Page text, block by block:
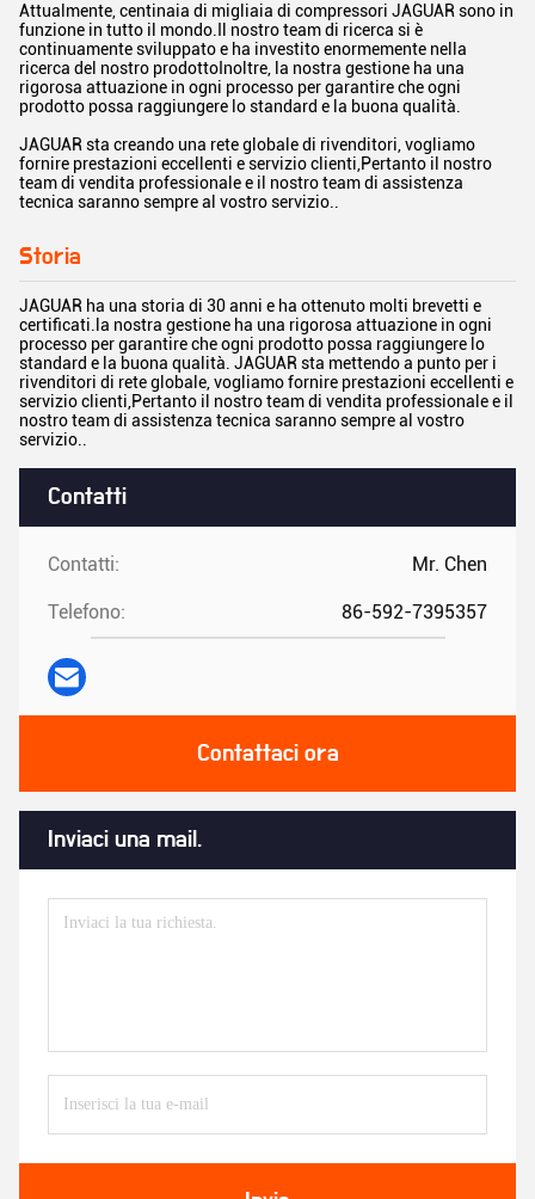
Contatti
Contatti: Mr. Chen
Telefono: 86-592-7395357
Contattaci ora
Inviaci una mail.
Attualmente, centinaia di migliaia di compressori JAGUAR sono in
funzione in tutto il mondo.Il nostro team di ricerca si è
continuamente sviluppato e ha investito enormemente nella
ricerca del nostro prodottoInoltre, la nostra gestione ha una
rigorosa attuazione in ogni processo per garantire che ogni
prodotto possa raggiungere lo standard e la buona qualità.
JAGUAR sta creando una rete globale di rivenditori, vogliamo
fornire prestazioni eccellenti e servizio clienti,Pertanto il nostro
team di vendita professionale e il nostro team di assistenza
tecnica saranno sempre al vostro servizio..
Storia
JAGUAR ha una storia di 30 anni e ha ottenuto molti brevetti e
certificati.la nostra gestione ha una rigorosa attuazione in ogni
processo per garantire che ogni prodotto possa raggiungere lo
standard e la buona qualità. JAGUAR sta mettendo a punto per i
rivenditori di rete globale, vogliamo fornire prestazioni eccellenti e
servizio clienti,Pertanto il nostro team di vendita professionale e il
nostro team di assistenza tecnica saranno sempre al vostro
servizio..